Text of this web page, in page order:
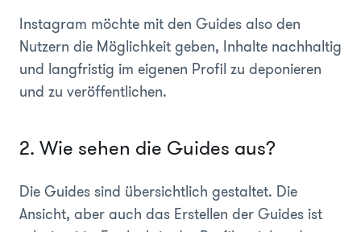
Instagram möchte mit den Guides also den
Nutzern die Möglichkeit geben, Inhalte nachhaltig
und langfristig im eigenen Profil zu deponieren
und zu veröffentlichen.
2. Wie sehen die Guides aus?
Die Guides sind übersichtlich gestaltet. Die
Ansicht, aber auch das Erstellen der Guides ist